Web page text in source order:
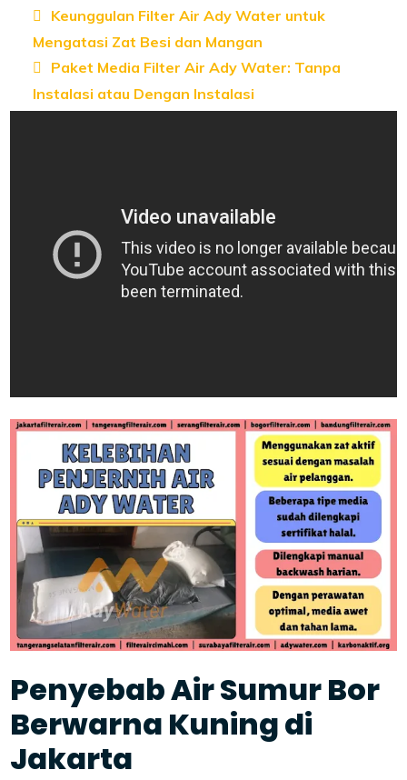
Keunggulan Filter Air Ady Water untuk
Mengatasi Zat Besi dan Mangan
Paket Media Filter Air Ady Water: Tanpa
Instalasi atau Dengan Instalasi
Penyebab Air Sumur Bor
Berwarna Kuning di
Jakarta